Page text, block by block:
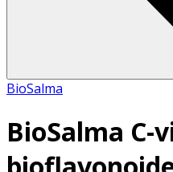
BioSalma
BioSalma C-